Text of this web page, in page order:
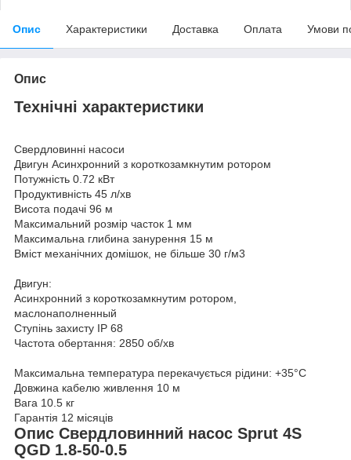
Опис Характеристики Доставка Оплата Умови
Опис
Технічні характеристики
Свердловинні насоси
Двигун Асинхронний з короткозамкнутим ротором
Потужність 0.72 кВт
Продуктивність 45 л/хв
Висота подачі 96 м
Максимальний розмір часток 1 мм
Максимальна глибина занурення 15 м
Вміст механічних домішок, не більше 30 г/м3
Двигун:
Асинхронний з короткозамкнутим ротором,
маслонаполненный
Ступінь захисту IP 68
Частота обертання: 2850 об/хв
Максимальна температура перекачується рідини: +35°С
Довжина кабелю живлення 10 м
Вага 10.5 кг
Гарантія 12 місяців
Опис Свердловинний насос Sprut 4S
QGD 1.8-50-0.5